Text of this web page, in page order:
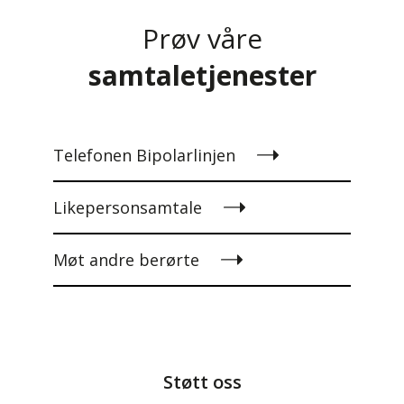
Prøv våre
samtaletjenester
Telefonen Bipolarlinjen
Likepersonsamtale
Møt andre berørte
Støtt oss